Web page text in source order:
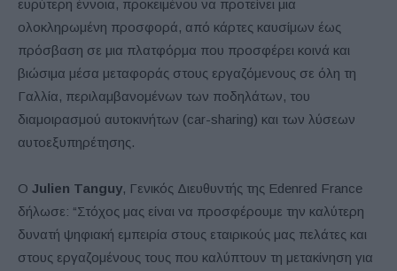
ευρύτερη έννοια, προκειμένου να προτείνει μια
ολοκληρωμένη προσφορά, από κάρτες καυσίμων έως
πρόσβαση σε μια πλατφόρμα που προσφέρει κοινά και
βιώσιμα μέσα μεταφοράς στους εργαζόμενους σε όλη τη
Γαλλία, περιλαμβανομένων των ποδηλάτων, του
διαμοιρασμού αυτοκινήτων (car-sharing) και των λύσεων
αυτοεξυπηρέτησης.
O Julien Tanguy, Γενικός Διευθυντής της Edenred France
δήλωσε: “Στόχος μας είναι να προσφέρουμε την καλύτερη
δυνατή ψηφιακή εμπειρία στους εταιρικούς μας πελάτες και
στους εργαζομένους τους που καλύπτουν τη μετακίνηση για